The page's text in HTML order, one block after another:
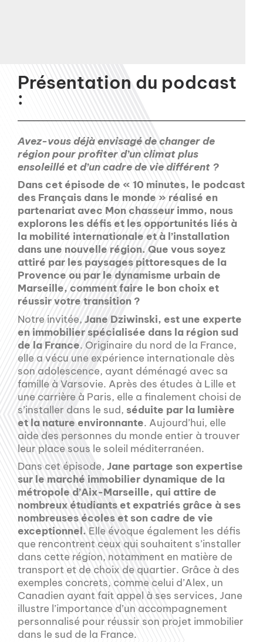
Présentation du podcast
:
Avez-vous déjà envisagé de changer de
région pour profiter d’un climat plus
ensoleillé et d’un cadre de vie différent ?
Dans cet épisode de « 10 minutes, le podcast
des Français dans le monde » réalisé en
partenariat avec Mon chasseur immo, nous
explorons les défis et les opportunités liés à
la mobilité internationale et à l’installation
dans une nouvelle région. Que vous soyez
attiré par les paysages pittoresques de la
Provence ou par le dynamisme urbain de
Marseille, comment faire le bon choix et
réussir votre transition ?
Notre invitée, Jane Dziwinski, est une experte
en immobilier spécialisée dans la région sud
de la France. Originaire du nord de la France,
elle a vécu une expérience internationale dès
son adolescence, ayant déménagé avec sa
famille à Varsovie. Après des études à Lille et
une carrière à Paris, elle a finalement choisi de
s’installer dans le sud, séduite par la lumière
et la nature environnante. Aujourd’hui, elle
aide des personnes du monde entier à trouver
leur place sous le soleil méditerranéen.
Dans cet épisode, Jane partage son expertise
sur le marché immobilier dynamique de la
métropole d’Aix-Marseille, qui attire de
nombreux étudiants et expatriés grâce à ses
nombreuses écoles et son cadre de vie
exceptionnel. Elle évoque également les défis
que rencontrent ceux qui souhaitent s’installer
dans cette région, notamment en matière de
transport et de choix de quartier. Grâce à des
exemples concrets, comme celui d’Alex, un
Canadien ayant fait appel à ses services, Jane
illustre l’importance d’un accompagnement
personnalisé pour réussir son projet immobilier
dans le sud de la France.